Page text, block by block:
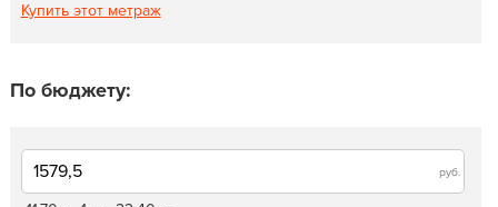
Купить этот метраж
По бюджету:
руб.